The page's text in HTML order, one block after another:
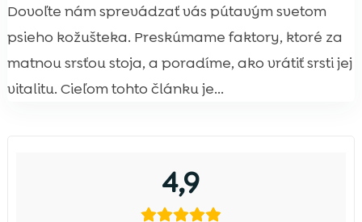
Dovoľte nám sprevádzať vás pútavým svetom
psieho kožušteka. Preskúmame faktory, ktoré za
matnou srsťou stoja, a poradíme, ako vrátiť srsti jej
vitalitu. Cieľom tohto článku je...
4,9